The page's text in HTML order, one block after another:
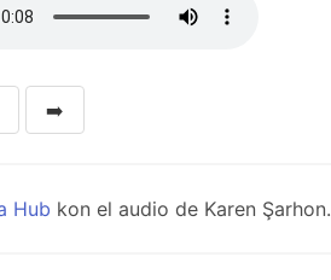
➡️
Hub kon el audio de Karen Şarhon.